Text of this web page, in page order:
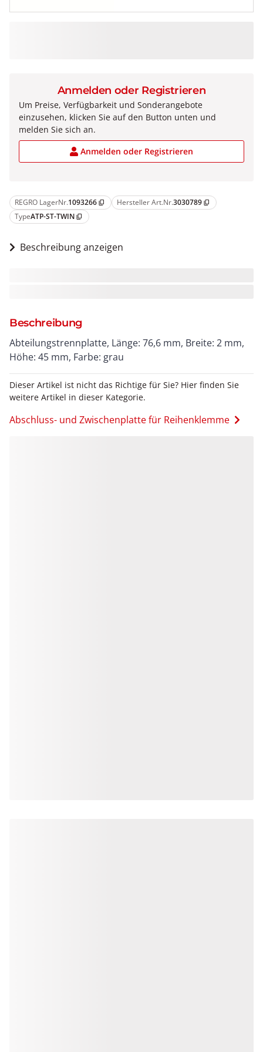
REGRO LagerNr.1093266 content_copy Hersteller Art.Nr.3030789 content_copy
TypeATP-ST-TWIN content_copy
Beschreibung anzeigen
Beschreibung
Abteilungstrennplatte, Länge: 76,6 mm, Breite: 2 mm,
Höhe: 45 mm, Farbe: grau
Dieser Artikel ist nicht das Richtige für Sie? Hier finden Sie
weitere Artikel in dieser Kategorie.
Abschluss- und Zwischenplatte für Reihenklemme
Anmelden oder Registrieren
Um Preise, Verfügbarkeit und Sonderangebote
einzusehen, klicken Sie auf den Button unten und
melden Sie sich an.
Anmelden oder Registrieren